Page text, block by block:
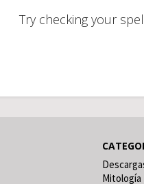
Try checking your
Mitología